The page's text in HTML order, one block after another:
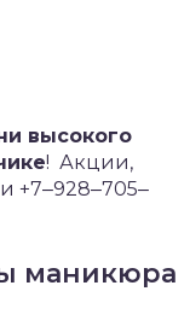
высокого
! Акции,
+7‒928‒705‒
маникюра